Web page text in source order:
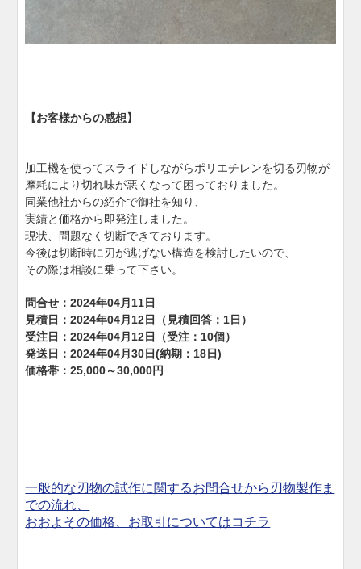
【お客様からの感想】
加工機を使ってスライドしながらポリエチレンを切る刃物が
摩耗により切れ味が悪くなって困っておりました。
同業他社からの紹介で御社を知り、
実績と価格から即発注しました。
現状、問題なく切断できております。
今後は切断時に刃が逃げない構造を検討したいので、
その際は相談に乗って下さい。
問合せ：2024年04月11日
見積日：2024年04月12日（見積回答：1日）
受注日：2024年04月12日（受注：10個）
発送日：2024年04月30日(納期：18日)
価格帯：25,000～30,000円
一般的な刃物の試作に関するお問合せから刃物製作ま
での流れ、
おおよその価格、お取引についてはコチラ